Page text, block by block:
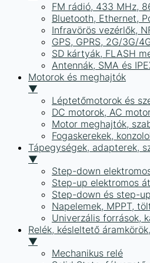
FM rádió, 433 MHz,
Bluetooth, Ethernet,
Infravörös vezérlők,
GPS, GPRS, 2G/3G/
SD kártyák, FLASH
Antennák, SMA és
Motorok és meghajtók
▼
Léptetőmotorok és
DC motorok, AC
Motor meghajtók,
Fogaskerekek,
Tápegységek, adapterek,
▼
Step-down
Step-up elektromos
Step-down és step-
Napelemek, MPPT,
Univerzális források,
Relék, késleltető
▼
Mechanikus relé